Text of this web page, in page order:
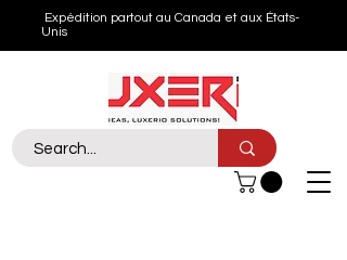
Expédition partout au Canada et aux États-
Unis